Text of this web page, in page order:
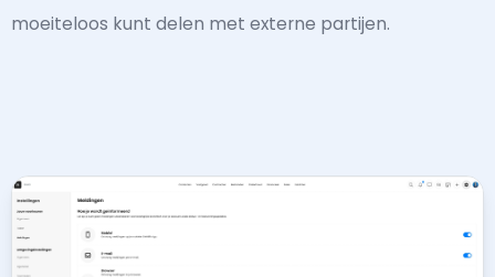
moeiteloos kunt delen met externe partijen.